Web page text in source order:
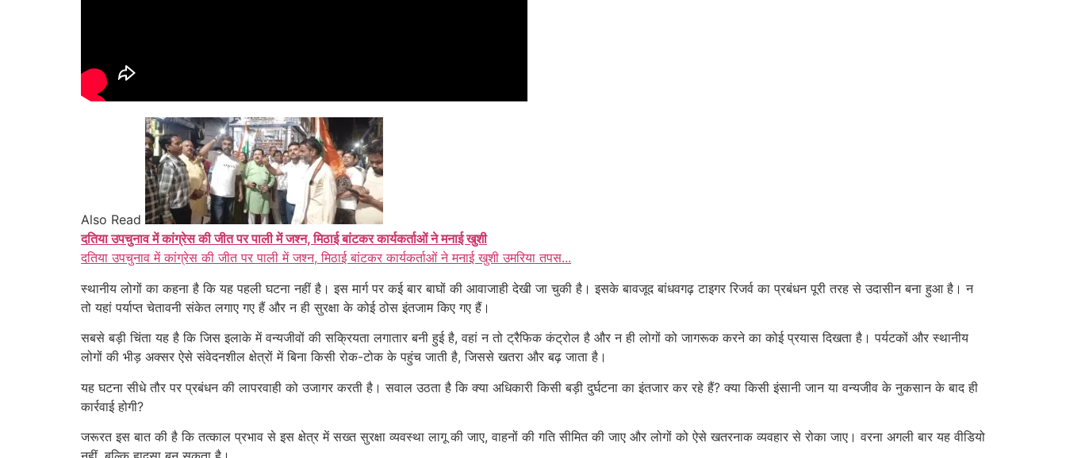
Also Read
दतिया उपचुनाव में कांग्रेस की जीत पर पाली में जश्न, मिठाई बांटकर कार्यकर्ताओं ने मनाई खुशी
दतिया उपचुनाव में कांग्रेस की जीत पर पाली में जश्न, मिठाई बांटकर कार्यकर्ताओं ने मनाई खुशी उमरिया तपस...
स्थानीय लोगों का कहना है कि यह पहली घटना नहीं है। इस मार्ग पर कई बार बाघों की आवाजाही देखी जा चुकी है। इसके बावजूद बांधवगढ़ टाइगर रिजर्व का प्रबंधन पूरी तरह से उदासीन बना हुआ है। न
तो यहां पर्याप्त चेतावनी संकेत लगाए गए हैं और न ही सुरक्षा के कोई ठोस इंतजाम किए गए हैं।
सबसे बड़ी चिंता यह है कि जिस इलाके में वन्यजीवों की सक्रियता लगातार बनी हुई है, वहां न तो ट्रैफिक कंट्रोल है और न ही लोगों को जागरूक करने का कोई प्रयास दिखता है। पर्यटकों और स्थानीय
लोगों की भीड़ अक्सर ऐसे संवेदनशील क्षेत्रों में बिना किसी रोक-टोक के पहुंच जाती है, जिससे खतरा और बढ़ जाता है।
यह घटना सीधे तौर पर प्रबंधन की लापरवाही को उजागर करती है। सवाल उठता है कि क्या अधिकारी किसी बड़ी दुर्घटना का इंतजार कर रहे हैं? क्या किसी इंसानी जान या वन्यजीव के नुकसान के बाद ही
कार्रवाई होगी?
जरूरत इस बात की है कि तत्काल प्रभाव से इस क्षेत्र में सख्त सुरक्षा व्यवस्था लागू की जाए, वाहनों की गति सीमित की जाए और लोगों को ऐसे खतरनाक व्यवहार से रोका जाए। वरना अगली बार यह वीडियो